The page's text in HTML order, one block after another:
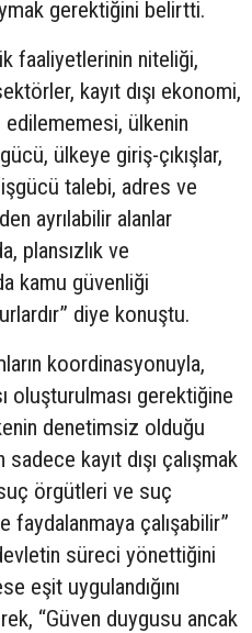
gerektiğini belirtti.
faaliyetlerinin niteliği,
kayıt dışı ekonomi,
edilememesi, ülkenin
ülkeye giriş-çıkışlar,
talebi, adres ve
ayrılabilir alanlar
plansızlık ve
kamu güvenliği
diye konuştu.
koordinasyonuyla,
oluşturulması gerektiğine
denetimsiz olduğu
kayıt dışı çalışmak
örgütleri ve suç
faydalanmaya çalışabilir”
süreci yönettiğini
eşit uygulandığını
“Güven duygusu ancak